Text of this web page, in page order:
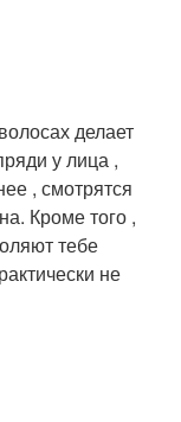
делает
у лица ,
, смотрятся
Кроме того ,
тебе
не